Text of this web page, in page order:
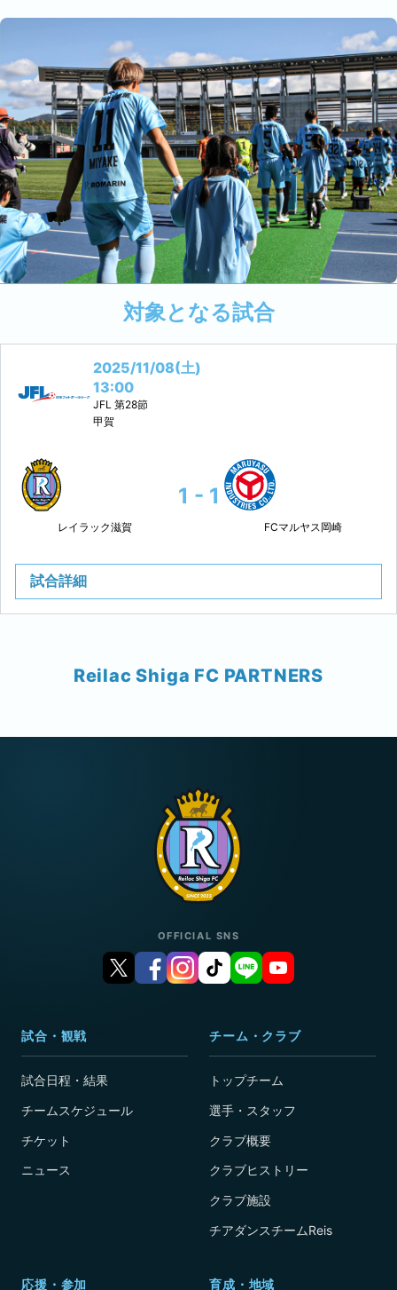
対象となる試合
2025/11/08(土)
13:00
JFL 第28節
甲賀
レイラック滋賀
1 - 1
FCマルヤス岡崎
試合詳細
Reilac Shiga FC PARTNERS
OFFICIAL SNS
試合・観戦
試合日程・結果
チームスケジュール
チケット
ニュース
チーム・クラブ
トップチーム
選手・スタッフ
クラブ概要
クラブヒストリー
クラブ施設
チアダンスチームReis
応援・参加 育成・地域